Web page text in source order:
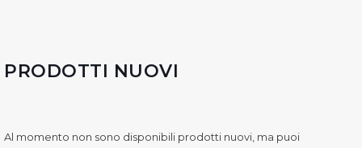
PRODOTTI NUOVI
Al momento non sono disponibili prodotti nuovi, ma puoi